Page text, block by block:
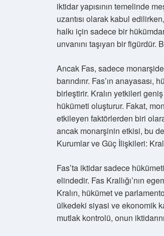
iktidar yapısının temelinde
uzantısı olarak kabul
halkı için sadece bir
unvanını taşıyan bir
Ancak Fas, sadece
barındırır. Fas’ın
birleştirir. Kralın yetkileri
hükümeti oluşturur. Fakat,
etkileyen faktörlerden biri
ancak monarşinin etkisi, bu
Kurumlar ve Güç İlişkileri:
Fas’ta iktidar sadece
elindedir. Fas Krallığı’nın
Kralın, hükümet ve
ülkedeki siyasi ve ekonomik
mutlak kontrolü, onun